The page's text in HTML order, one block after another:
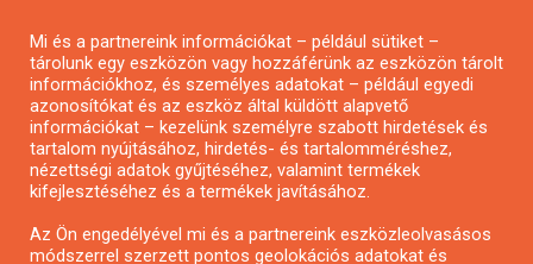
Pályázatírás civil szervezeteknek
Pályázatírás önkormányzatoknak
Pályázatfigyelés
Specifikus pályázatfigyelés vagy hírlevél
Mi és a partnereink információkat – például sütiket –
tárolunk egy eszközön vagy hozzáférünk az eszközön tárolt
információkhoz, és személyes adatokat – például egyedi
azonosítókat és az eszköz által küldött alapvető
információkat – kezelünk személyre szabott hirdetések és
tartalom nyújtásához, hirdetés- és tartalomméréshez,
nézettségi adatok gyűjtéséhez, valamint termékek
kifejlesztéséhez és a termékek javításához.
Az Ön engedélyével mi és a partnereink eszközleolvasásos
módszerrel szerzett pontos geolokációs adatokat és